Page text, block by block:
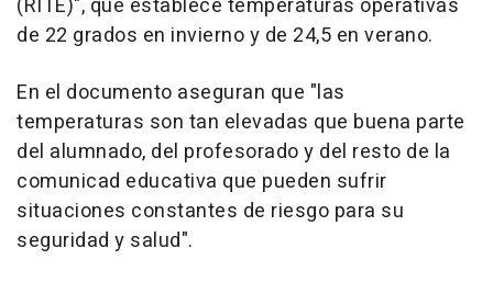
(RITE)", que establece temperaturas operativas
de 22 grados en invierno y de 24,5 en verano.
En el documento aseguran que "las
temperaturas son tan elevadas que buena parte
del alumnado, del profesorado y del resto de la
comunicad educativa que pueden sufrir
situaciones constantes de riesgo para su
seguridad y salud".